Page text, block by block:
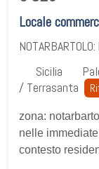
Sicilia
/ Terrasanta
zona:
nelle
contesto